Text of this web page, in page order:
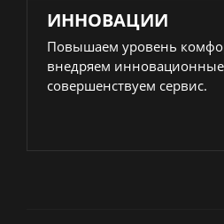
ИННОВАЦИИ
Повышаем уровень
внедряем
совершенствуем сервис.